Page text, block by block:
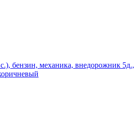
бензин, механика, внедорожник 5д.,